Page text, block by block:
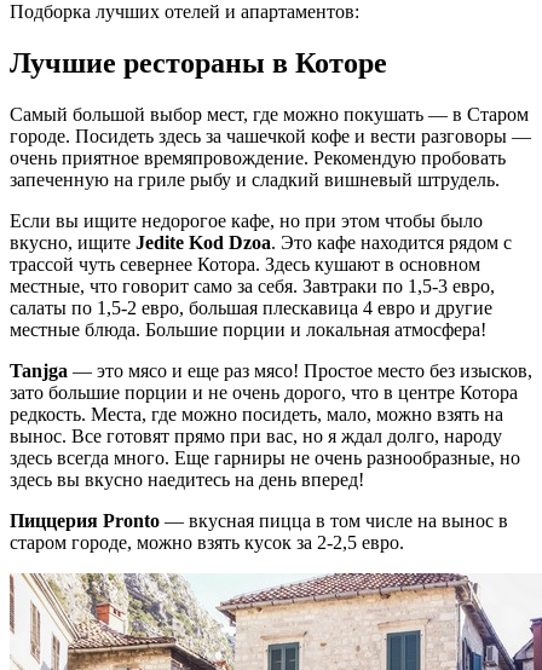
Подборка лучших отелей и апартаментов:
Лучшие рестораны в Которе
Самый большой выбор мест, где можно покушать — в Старом
городе. Посидеть здесь за чашечкой кофе и вести разговоры —
очень приятное времяпровождение. Рекомендую пробовать
запеченную на гриле рыбу и сладкий вишневый штрудель.
Если вы ищите недорогое кафе, но при этом чтобы было
вкусно, ищите Jedite Kod Dzoa. Это кафе находится рядом с
трассой чуть севернее Котора. Здесь кушают в основном
местные, что говорит само за себя. Завтраки по 1,5-3 евро,
салаты по 1,5-2 евро, большая плескавица 4 евро и другие
местные блюда. Большие порции и локальная атмосфера!
Tanjga — это мясо и еще раз мясо! Простое место без изысков,
зато большие порции и не очень дорого, что в центре Котора
редкость. Места, где можно посидеть, мало, можно взять на
вынос. Все готовят прямо при вас, но я ждал долго, народу
здесь всегда много. Еще гарниры не очень разнообразные, но
здесь вы вкусно наедитесь на день вперед!
Пиццерия Pronto — вкусная пицца в том числе на вынос в
старом городе, можно взять кусок за 2-2,5 евро.